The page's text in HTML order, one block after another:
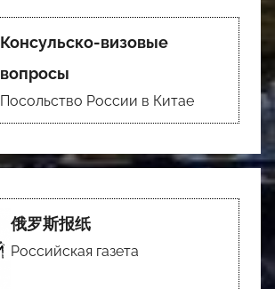
Консульско-визовые
вопросы
Посольство России в Китае
俄罗斯报纸
Российская газета